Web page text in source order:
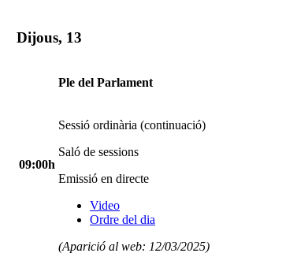
Dijous, 13
09:00h
Ple del Parlament
Sessió ordinària (continuació)
Saló de sessions
Emissió en directe
Video
Ordre del dia
(Aparició al web: 12/03/2025)